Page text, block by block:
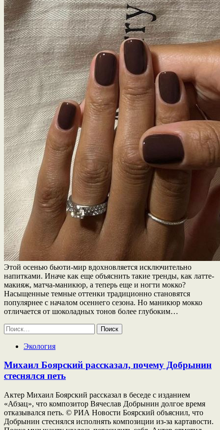
Этой осенью бьюти-мир вдохновляется исключительно
напитками. Иначе как еще объяснить такие тренды, как латте-
макияж, матча-маникюр, а теперь еще и ногти мокко?
Насыщенные темные оттенки традиционно становятся
популярнее с началом осеннего сезона. Но маникюр мокко
отличается от шоколадных тонов более глубоким…
Найти:
Экология
Михаил Боярский рассказал, почему Добрынин
стеснялся петь
Актер Михаил Боярский рассказал в беседе с изданием
«Абзац», что композитор Вячеслав Добрынин долгое время
отказывался петь. © РИА Новости Боярский объяснил, что
Добрынин стеснялся исполнять композиции из-за картавости.